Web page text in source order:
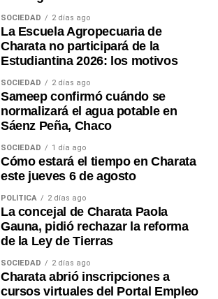
SOCIEDAD 2 días ago
La Escuela Agropecuaria de
Charata no participará de la
Estudiantina 2026: los motivos
SOCIEDAD 2 días ago
Sameep confirmó cuándo se
normalizará el agua potable en
Sáenz Peña, Chaco
SOCIEDAD 1 día ago
Cómo estará el tiempo en Charata
este jueves 6 de agosto
POLÍTICA 2 días ago
La concejal de Charata Paola
Gauna, pidió rechazar la reforma
de la Ley de Tierras
SOCIEDAD 2 días ago
Charata abrió inscripciones a
cursos virtuales del Portal Empleo